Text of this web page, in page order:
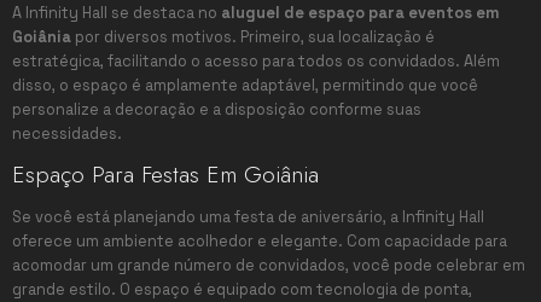
A Infinity Hall se destaca no aluguel de espaço para eventos em
Goiânia por diversos motivos. Primeiro, sua localização é
estratégica, facilitando o acesso para todos os convidados. Além
disso, o espaço é amplamente adaptável, permitindo que você
personalize a decoração e a disposição conforme suas
necessidades.
Espaço Para Festas Em Goiânia
Se você está planejando uma festa de aniversário, a Infinity Hall
oferece um ambiente acolhedor e elegante. Com capacidade para
acomodar um grande número de convidados, você pode celebrar em
grande estilo. O espaço é equipado com tecnologia de ponta,